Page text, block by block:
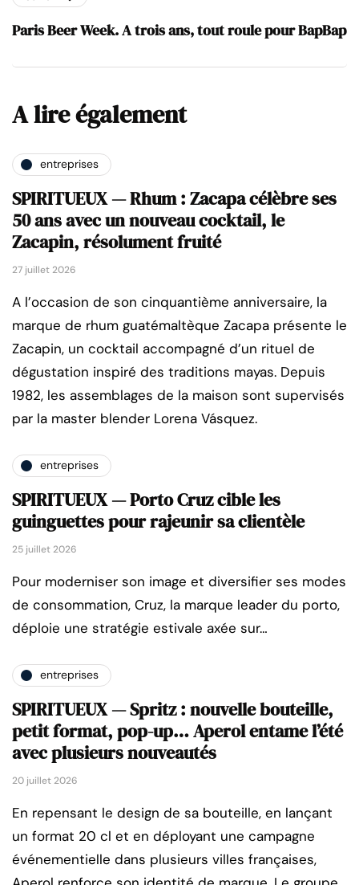
Paris Beer Week. A trois ans, tout roule pour BapBap
A lire également
entreprises
SPIRITUEUX — Rhum : Zacapa célèbre ses
50 ans avec un nouveau cocktail, le
Zacapin, résolument fruité
27 juillet 2026
A l’occasion de son cinquantième anniversaire, la
marque de rhum guatémaltèque Zacapa présente le
Zacapin, un cocktail accompagné d’un rituel de
dégustation inspiré des traditions mayas. Depuis
1982, les assemblages de la maison sont supervisés
par la master blender Lorena Vásquez.
entreprises
SPIRITUEUX — Porto Cruz cible les
guinguettes pour rajeunir sa clientèle
25 juillet 2026
Pour moderniser son image et diversifier ses modes
de consommation, Cruz, la marque leader du porto,
déploie une stratégie estivale axée sur…
entreprises
SPIRITUEUX — Spritz : nouvelle bouteille,
petit format, pop-up… Aperol entame l’été
avec plusieurs nouveautés
20 juillet 2026
En repensant le design de sa bouteille, en lançant
un format 20 cl et en déployant une campagne
événementielle dans plusieurs villes françaises,